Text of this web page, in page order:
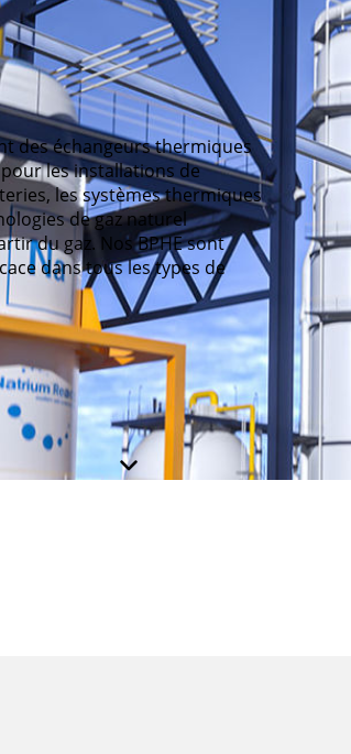
des échangeurs thermiques
les installations de
les systèmes thermiques
de gaz naturel
du gaz. Nos BPHE sont
dans tous les types de